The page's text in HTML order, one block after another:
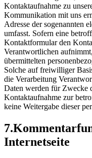
Kontaktaufnahme zu
Kommunikation mit uns
Adresse der sogenannten
umfasst. Sofern eine
Kontaktformular den
Verantwortlichen
übermittelten
Solche auf freiwilliger
die Verarbeitung
Daten werden für Zwecke
Kontaktaufnahme zur
keine Weitergabe dieser
Internetseite